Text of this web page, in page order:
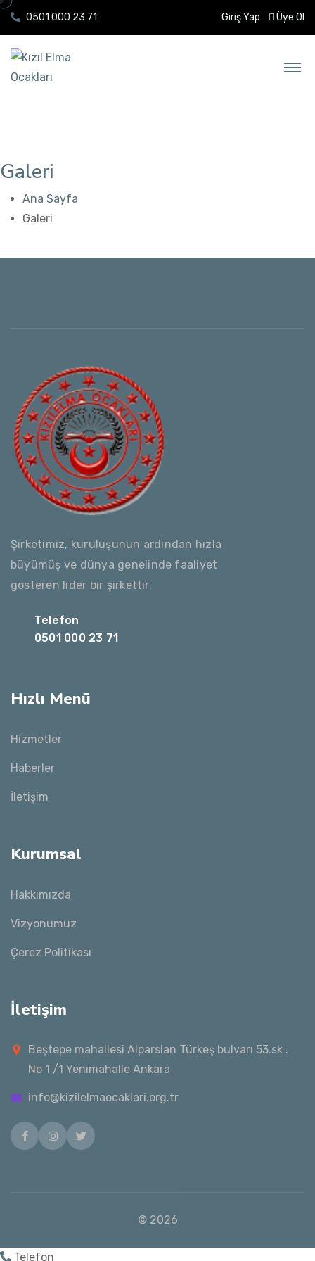
0501 000 23 71 Giriş Yap Üye Ol
Galeri
Ana Sayfa
Galeri
Şirketimiz, kuruluşunun ardından hızla
büyümüş ve dünya genelinde faaliyet
gösteren lider bir şirkettir.
Telefon
0501 000 23 71
Hızlı Menü
Hizmetler
Haberler
İletişim
Kurumsal
Hakkımızda
Vizyonumuz
Çerez Politikası
İletişim
Beştepe mahallesi Alparslan Türkeş bulvarı 53.sk .
No 1 /1 Yenimahalle Ankara
info@kizilelmaocaklari.org.tr
FacebookInstagramTwitter
© 2026
Telefon